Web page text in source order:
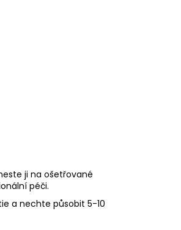
ji na ošetřované
péči.
a nechte působit 5-10